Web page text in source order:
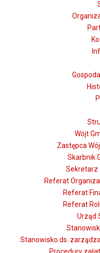
Wójt
Zastępca
Skarbnik
Sekretarz
Referat
Referat
Referat
Urząd
Stanowisko ds.